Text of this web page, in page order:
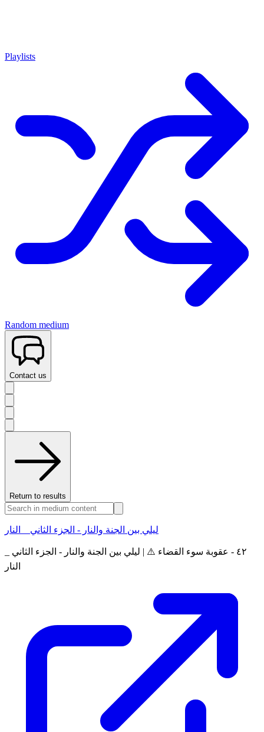
Playlists
Random medium
Contact us
Return to results
ليلي بين الجنة والنار - الجزء الثاني _ النار
٤٢ - عقوبة سوء القضاء ⚠️ | ليلي بين الجنة والنار - الجزء الثاني _
النار